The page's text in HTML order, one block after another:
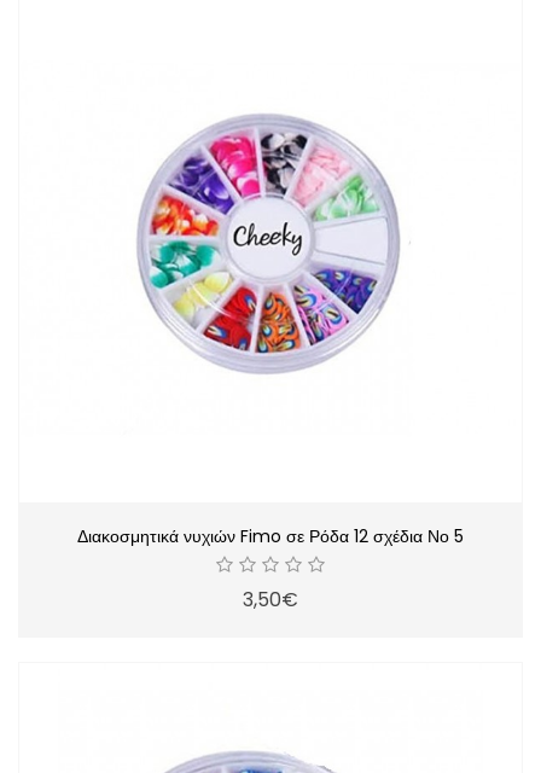
Διακοσμητικά νυχιών Fimo σε Ρόδα 12 σχέδια Νο 5
3,50€